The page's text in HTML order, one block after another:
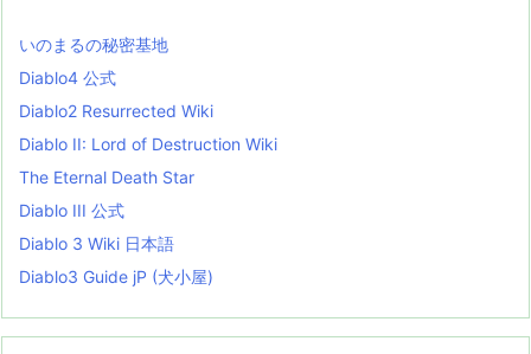
i
s
t
いのまるの秘密基地
Diablo4 公式
Diablo2 Resurrected Wiki
Diablo II: Lord of Destruction Wiki
The Eternal Death Star
Diablo III 公式
Diablo 3 Wiki 日本語
Diablo3 Guide jP (犬小屋)